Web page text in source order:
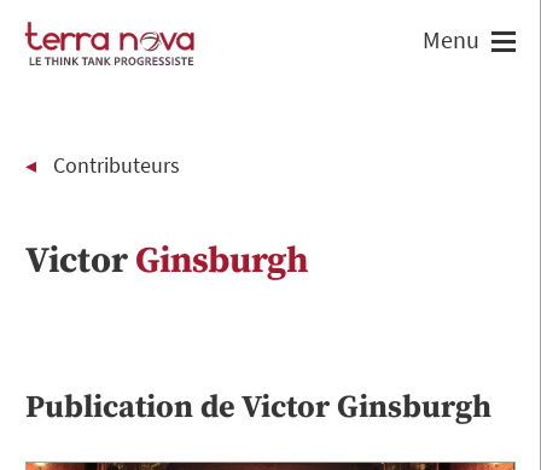
Contributeurs
VictorGinsburgh
Publication deVictor Ginsburgh